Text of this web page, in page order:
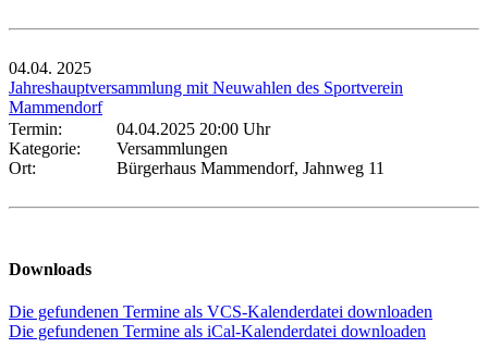
04.04. 2025
Jahreshauptversammlung mit Neuwahlen des Sportverein
Mammendorf
Termin:
04.04.2025 20:00 Uhr
Kategorie:
Versammlungen
Ort:
Bürgerhaus Mammendorf, Jahnweg 11
Downloads
Die gefundenen Termine als VCS-Kalenderdatei downloaden
Die gefundenen Termine als iCal-Kalenderdatei downloaden